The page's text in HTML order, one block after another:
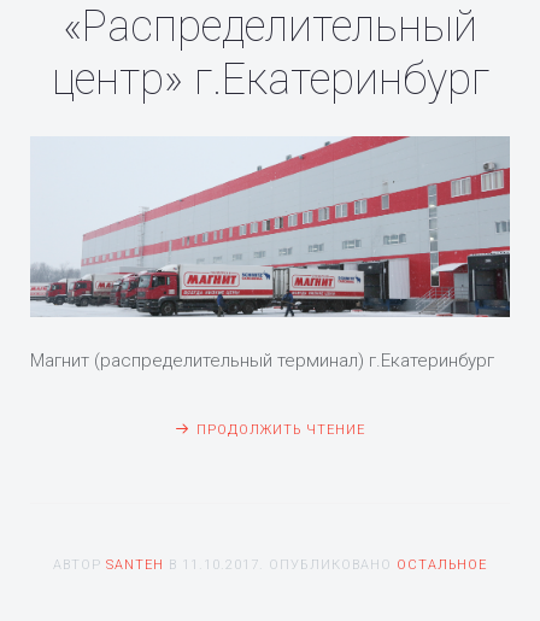
«Распределительный
центр» г.Екатеринбург
Магнит (распределительный терминал) г.Екатеринбург
ПРОДОЛЖИТЬ ЧТЕНИЕ
АВТОР SANTEH В 11.10.2017 . ОПУБЛИКОВАНО ОСТАЛЬНОЕ